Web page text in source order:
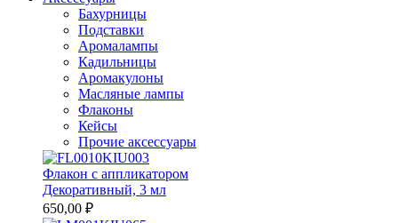
Бахурницы
Подставки
Аромалампы
Кадильницы
Аромакулоны
Масляные лампы
Флаконы
Кейсы
Прочие аксессуары
Флакон с аппликатором
Декоративный, 3 мл
650,00 ₽